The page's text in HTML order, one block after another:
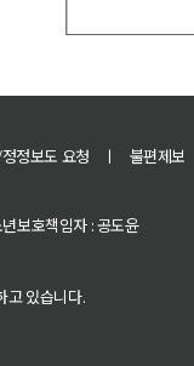
정보도 요청 ㅣ 불편제보
보호책임자 : 공도윤
고 있습니다.